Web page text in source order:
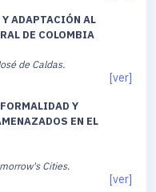
ADAPTACIÓN AL
DE COLOMBIA
de Caldas.
[ver]
Y
EN EL
Cities.
[ver]